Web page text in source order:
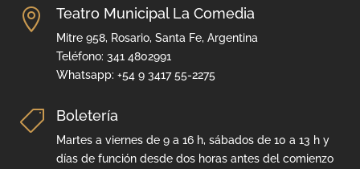
 Teatro Municipal La Comedia
Mitre 958, Rosario, Santa Fe, Argentina
Teléfono: 341 4802991
Whatsapp: +54 9 3417 55-2275
 Boletería
Martes a viernes de 9 a 16 h, sábados de 10 a 13 h y
días de función desde dos horas antes del comienzo